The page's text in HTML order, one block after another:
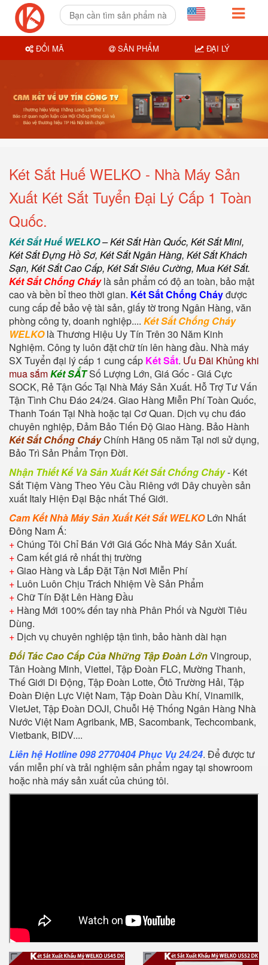
Két Sắt Huế WELKO - Nhà Máy Sản
Xuất Két Sắt Tuyển Đại Lý Cấp 1 Toàn
Quốc.
Két Sắt Huế WELKO–Két Sắt Hàn Quốc, Két Sắt Mini,
Két Sắt Đựng Hồ Sơ, Két Sắt Ngân Hàng, Két Sắt Khách
Sạn, Két Sắt Cao Cấp, Két Sắt Siêu Cường, Mua Két Sắt.
Két Sắt Chống Cháylà sản phẩm có độ an toàn, bảo mật
cao và bền bỉ theo thời gian. Két Sắt Chống Cháyđược
cung cấp để bảo vệ tài sản, giấy tờ trong Ngân Hàng, văn
phòng công ty, doanh nghiệp.... Két Sắt Chống Cháy
WELKOlà Thương Hiệu Uy Tín Trên 30 Năm Kinh
Nghiệm. Công ty luôn đặt chữ tín lên hàng đầu. Nhà máy
SX Tuyển đại lý cấp 1 cung cấp Két Sắt. Ưu Đãi Khủng khi
mua sắmKét SẮTSố Lượng Lớn, Giá Gốc - Giá Cực
SOCK, Rẻ Tận Gốc Tại Nhà Máy Sản Xuất. Hỗ Trợ Tư Vấn
Tận Tình Chu Đáo 24/24. Giao Hàng Miễn Phí Toàn Quốc,
Thanh Toán Tại Nhà hoặc tại Cơ Quan. Dịch vụ chu đáo
chuyên nghiệp, Đảm Bảo Tiến Độ Giao Hàng. Bảo Hành
Két Sắt Chống CháyChính Hãng 05 năm Tại nơi sử dụng,
Bảo Trì Sản Phẩm Trọn Đời.
Nhận Thiết Kế Và Sản Xuất Két Sắt Chống Cháy- Két
Sắt Tiệm Vàng Theo Yêu Cầu Riêng với Dây chuyền sản
xuất Italy Hiện Đại Bậc nhất Thế Giới.
Cam Kết Nhà Máy Sản Xuất Két Sắt WELKOLớn Nhất
Đông Nam Á:
+Chúng Tôi Chỉ Bán Với Giá Gốc Nhà Máy Sản Xuất.
+Cam kết giá rẻ nhất thị trường
+Giao Hàng và Lắp Đặt Tận Nơi Miễn Phí
+ Luôn Luôn Chịu Trách Nhiệm Về Sản Phẩm
+Chữ Tín Đặt Lên Hàng Đầu
+ Hàng Mới 100% đến tay nhà Phân Phối và Người Tiêu
Dùng.
+ Dịch vụ chuyên nghiệp tận tình, bảo hành dài hạn
Đối Tác Cao Cấp Của Những Tập Đoàn LớnVingroup,
Tân Hoàng Minh, Viettel, Tập Đoàn FLC, Mường Thanh,
Thế Giới Di Động, Tập Đoàn Lotte, Ôtô Trường Hải, Tập
Đoàn Điện Lực Việt Nam, Tập Đoàn Dầu Khí, Vinamilk,
VietJet, Tập Đoàn DOJI, Chuỗi Hệ Thống Ngân Hàng Nhà
Nước Việt Nam Agribank, MB, Sacombank, Techcombank,
Vietbank, BIDV....
Liên hệ Hotline 098 2770404 Phục Vụ 24/24. Để được tư
vấn miễn phí và trải nghiệm sản phẩm ngay tại showroom
hoặc nhà máy sản xuất của chúng tôi.
ĐỔI MÃ SẢN PHẨM ĐẠI LÝ